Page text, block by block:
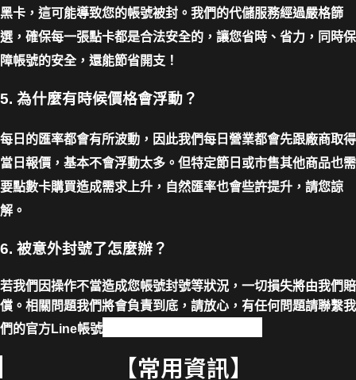
黑卡，這可能導致您的帳號被封。我們的代儲服務經過嚴格篩
選，確保每一張點卡都是合法安全的，讓您省時、省力，同時保
障帳號的安全，還能節省開支！
5. 為什麼有時候價格會浮動？
每日的匯率都會有所波動，因此我們每日營業都會先跟廠商取得
當日報價，基本不會浮動太多。但特定節日或市售其他商品也需
要點數卡購買造成需求上升，自然匯率也會些許提升，請您諒
解。
6. 被意外封號了怎麼辦？
若我們因操作不當造成您帳號封號等狀況，一切損失將由我們賠
償。相關問題我們將會負責到底，請放心，有任何問題請聯繫我
們的官方Line帳號
【常用資訊】